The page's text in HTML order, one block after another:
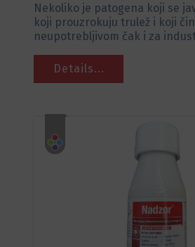
Nekoliko je patogena koji se
koji prouzrokuju trulež i koji
neupotrebljivom čak i za
Details...